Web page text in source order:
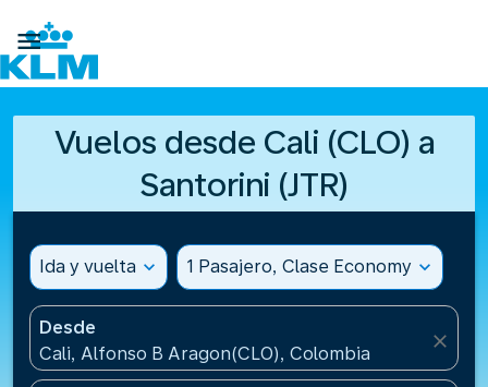

Vuelos desde Cali (CLO) a
Santorini (JTR)
Ida y vuelta expand_more 1 Pasajero, Clase Economy expand_more
Desde
Cali, Alfonso B Aragon(CLO), Colombia
close